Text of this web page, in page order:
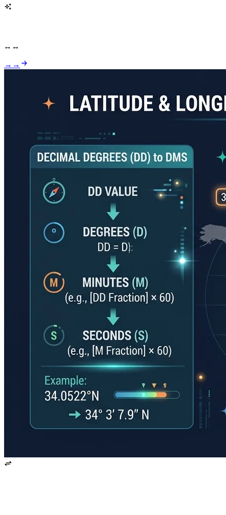
Amap, Tencent Maps y Baidu Maps aplican desplazamientos de coordenadas obligatorios. Este conversor de coordenadas GPS implementa el algoritmo de código abierto WGS84 ↔ GCJ-02 ↔ BD-09, idéntico al de los SDK LBS chinos oficiales.
WGS84 → GCJ-02 → BD-09